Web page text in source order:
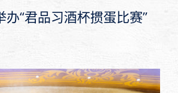
办“君品习酒杯掼蛋比赛”